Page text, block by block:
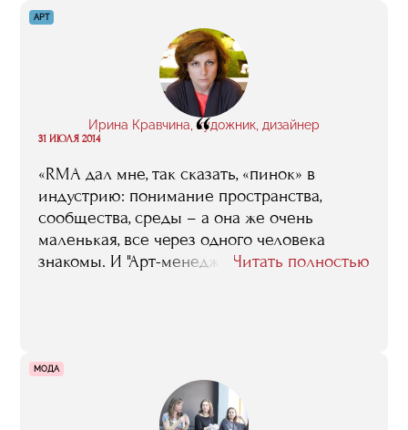
внимание обратить, заявить о себе, если
хотите. Вот у меня лично как раз один из
таких, полученных во время учебы
контактов в итоге и сработал. Позвонили
знакомые люди, пригласили, предложили
попробовать… И вот третий год я уже в
"Спорт-Индустрии"».
АРТ
Ирина Кравчина, художник, дизайнер
“
31 ИЮЛЯ 2014
«RMA дал мне, так сказать, «пинок» в
индустрию: понимание пространства,
сообщества, среды – а она же очень
маленькая, все через одного человека
знакомы. И "Арт-менеджмент и галерейный
Читать полностью
МОДА